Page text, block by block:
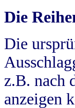
Die
Die
z.B. nach
anzeigen